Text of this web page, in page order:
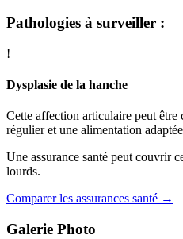
Pathologies à surveiller :
!
Dysplasie de la hanche
Cette affection articulaire peut
régulier et une alimentation
Une assurance santé peut couvrir
lourds.
Comparer les assurances santé →
Galerie Photo